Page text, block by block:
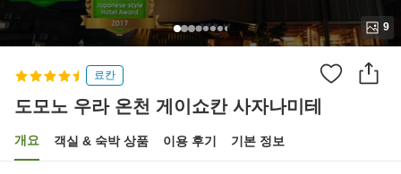
9
료칸
도모노 우라 온천 게이쇼칸 사자나미테
개요 객실 & 숙박 상품 이용 후기 기본 정보